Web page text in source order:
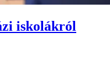
iskolákról